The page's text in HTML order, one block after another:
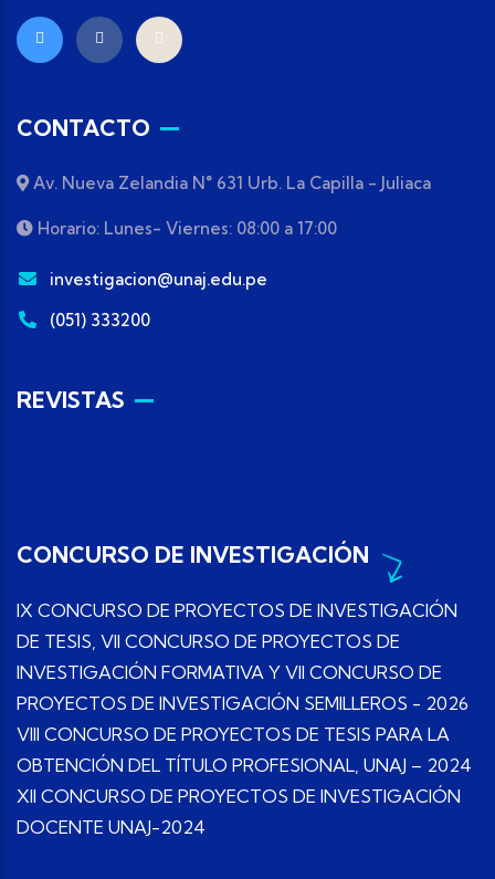
CONTACTO
Av. Nueva Zelandia N° 631 Urb. La Capilla - Juliaca
Horario: Lunes- Viernes: 08:00 a 17:00
investigacion@unaj.edu.pe
(051) 333200
REVISTAS
CONCURSO DE INVESTIGACIÓN
IX CONCURSO DE PROYECTOS DE INVESTIGACIÓN
DE TESIS, VII CONCURSO DE PROYECTOS DE
INVESTIGACIÓN FORMATIVA Y VII CONCURSO DE
PROYECTOS DE INVESTIGACIÓN SEMILLEROS - 2026
VIII CONCURSO DE PROYECTOS DE TESIS PARA LA
OBTENCIÓN DEL TÍTULO PROFESIONAL, UNAJ – 2024
XII CONCURSO DE PROYECTOS DE INVESTIGACIÓN
DOCENTE UNAJ-2024